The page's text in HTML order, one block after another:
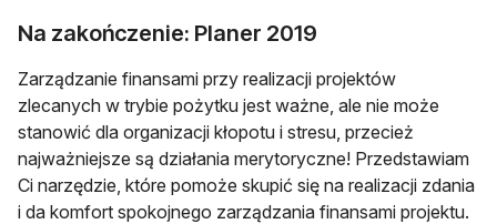
Na zakończenie: Planer 2019
Zarządzanie finansami przy realizacji projektów
zlecanych w trybie pożytku jest ważne, ale nie może
stanowić dla organizacji kłopotu i stresu, przecież
najważniejsze są działania merytoryczne! Przedstawiam
Ci narzędzie, które pomoże skupić się na realizacji zdania
i da komfort spokojnego zarządzania finansami projektu.